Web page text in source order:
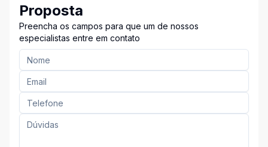
Proposta
Preencha os campos para que um de nossos
especialistas entre em contato